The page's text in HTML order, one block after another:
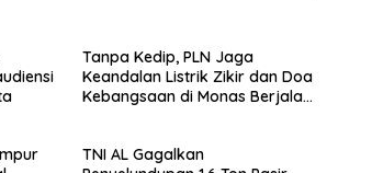
Tanpa Kedip, PLN Jaga
Keandalan Listrik Zikir dan Doa
Kebangsaan di Monas Berjalan
TNI AL Gagalkan